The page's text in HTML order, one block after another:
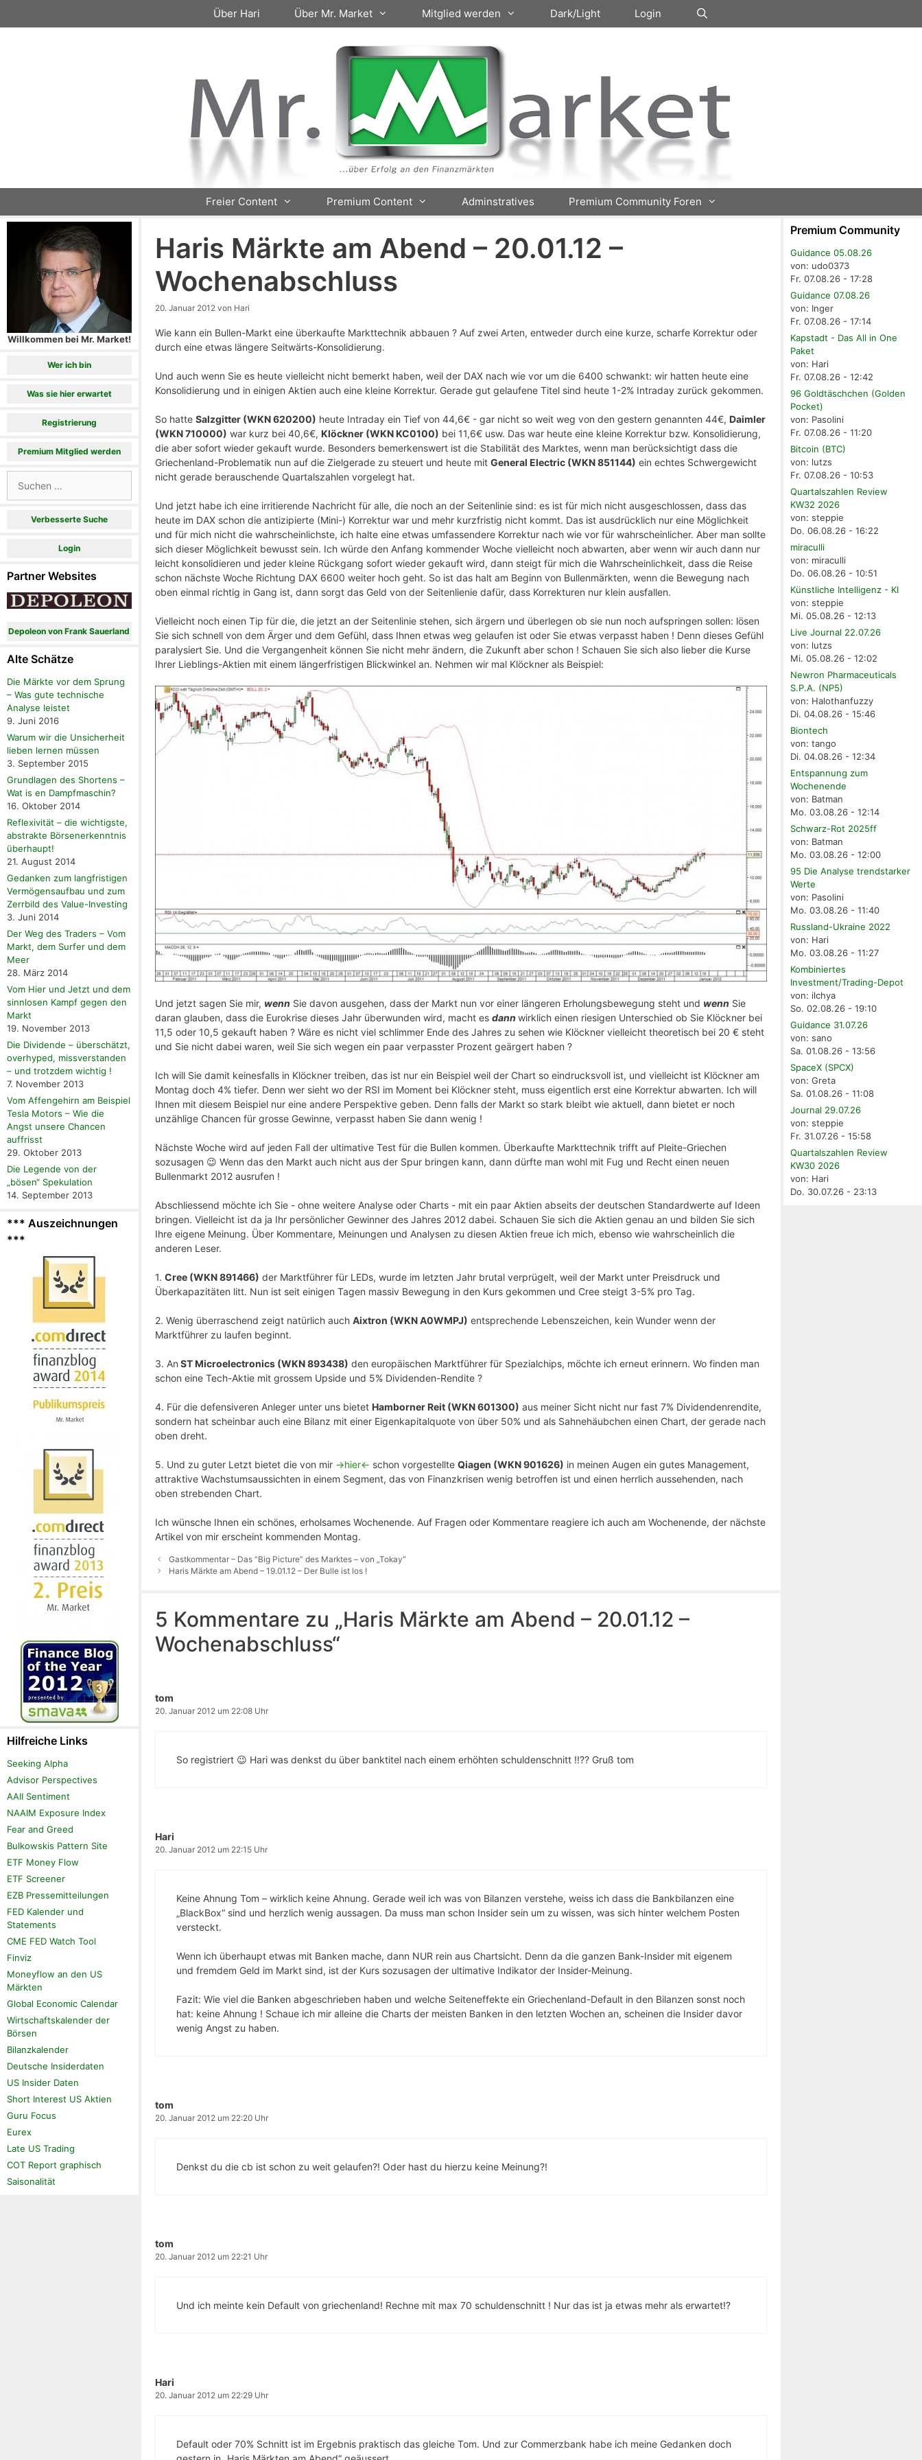
Über Hari Über Mr. Market Mitglied werden Dark/Light Login
Freier Content Premium Content Adminstratives Premium Community Foren
Haris Märkte am Abend – 20.01.12 –
Wochenabschluss
20. Januar 2012 von Hari
Wie kann ein Bullen-Markt eine überkaufte Markttechnik abbauen ? Auf zwei Arten, entweder durch eine kurze, scharfe Korrektur oder
durch eine etwas längere Seitwärts-Konsolidierung.
Und auch wenn Sie es heute vielleicht nicht bemerkt haben, weil der DAX nach wie vor um die 6400 schwankt: wir hatten heute eine
Konsolidierung und in einigen Aktien auch eine kleine Korrektur. Gerade gut gelaufene Titel sind heute 1-2% Intraday zurück gekommen.
So hatte Salzgitter (WKN 620200) heute Intraday ein Tief von 44,6€ - gar nicht so weit weg von den gestern genannten 44€, Daimler
(WKN 710000) war kurz bei 40,6€, Klöckner (WKN KC0100) bei 11,6€ usw. Das war heute eine kleine Korrektur bzw. Konsolidierung,
die aber sofort wieder gekauft wurde. Besonders bemerkenswert ist die Stabilität des Marktes, wenn man berücksichtigt dass die
Griechenland-Problematik nun auf die Zielgerade zu steuert und heute mit General Electric (WKN 851144) ein echtes Schwergewicht
nicht gerade berauschende Quartalszahlen vorgelegt hat.
Und jetzt habe ich eine irritierende Nachricht für alle, die noch an der Seitenlinie sind: es ist für mich nicht ausgeschlossen, dass das
heute im DAX schon die antizipierte (Mini-) Korrektur war und mehr kurzfristig nicht kommt. Das ist ausdrücklich nur eine Möglichkeit
und für mich nicht die wahrscheinlichste, ich halte eine etwas umfassendere Korrektur nach wie vor für wahrscheinlicher. Aber man sollte
sich dieser Möglichkeit bewusst sein. Ich würde den Anfang kommender Woche vielleicht noch abwarten, aber wenn wir auch dann nur
leicht konsolidieren und jeder kleine Rückgang sofort wieder gekauft wird, dann steigt für mich die Wahrscheinlichkeit, dass die Reise
schon nächste Woche Richtung DAX 6600 weiter hoch geht. So ist das halt am Beginn von Bullenmärkten, wenn die Bewegung nach
oben einmal richtig in Gang ist, dann sorgt das Geld von der Seitenlienie dafür, dass Korrekturen nur klein ausfallen.
Vielleicht noch einen Tip für die, die jetzt an der Seitenlinie stehen, sich ärgern und überlegen ob sie nun noch aufspringen sollen: lösen
Sie sich schnell von dem Ärger und dem Gefühl, dass Ihnen etwas weg gelaufen ist oder Sie etwas verpasst haben ! Denn dieses Gefühl
paralysiert Sie. Und die Vergangenheit können Sie nicht mehr ändern, die Zukunft aber schon ! Schauen Sie sich also lieber die Kurse
Ihrer Lieblings-Aktien mit einem längerfristigen Blickwinkel an. Nehmen wir mal Klöckner als Beispiel:
Und jetzt sagen Sie mir, wenn Sie davon ausgehen, dass der Markt nun vor einer längeren Erholungsbewegung steht und wenn Sie
daran glauben, dass die Eurokrise dieses Jahr überwunden wird, macht es dann wirklich einen riesigen Unterschied ob Sie Klöckner bei
11,5 oder 10,5 gekauft haben ? Wäre es nicht viel schlimmer Ende des Jahres zu sehen wie Klöckner vielleicht theoretisch bei 20 € steht
und Sie nicht dabei waren, weil Sie sich wegen ein paar verpasster Prozent geärgert haben ?
Ich will Sie damit keinesfalls in Klöckner treiben, das ist nur ein Beispiel weil der Chart so eindrucksvoll ist, und vielleicht ist Klöckner am
Montag doch 4% tiefer. Denn wer sieht wo der RSI im Moment bei Klöckner steht, muss eigentlich erst eine Korrektur abwarten. Ich will
Ihnen mit diesem Beispiel nur eine andere Perspektive geben. Denn falls der Markt so stark bleibt wie aktuell, dann bietet er noch
unzählige Chancen für grosse Gewinne, verpasst haben Sie dann wenig !
Nächste Woche wird auf jeden Fall der ultimative Test für die Bullen kommen. Überkaufte Markttechnik trifft auf Pleite-Griechen
sozusagen 😉 Wenn das den Markt auch nicht aus der Spur bringen kann, dann dürfte man wohl mit Fug und Recht einen neuen
Bullenmarkt 2012 ausrufen !
Abschliessend möchte ich Sie - ohne weitere Analyse oder Charts - mit ein paar Aktien abseits der deutschen Standardwerte auf Ideen
bringen. Vielleicht ist da ja Ihr persönlicher Gewinner des Jahres 2012 dabei. Schauen Sie sich die Aktien genau an und bilden Sie sich
Ihre eigene Meinung. Über Kommentare, Meinungen und Analysen zu diesen Aktien freue ich mich, ebenso wie wahrscheinlich die
anderen Leser.
1. Cree (WKN 891466) der Marktführer für LEDs, wurde im letzten Jahr brutal verprügelt, weil der Markt unter Preisdruck und
Überkapazitäten litt. Nun ist seit einigen Tagen massiv Bewegung in den Kurs gekommen und Cree steigt 3-5% pro Tag.
2. Wenig überraschend zeigt natürlich auch Aixtron (WKN A0WMPJ) entsprechende Lebenszeichen, kein Wunder wenn der
Marktführer zu laufen beginnt.
3. An ST Microelectronics (WKN 893438) den europäischen Marktführer für Spezialchips, möchte ich erneut erinnern. Wo finden man
schon eine Tech-Aktie mit grossem Upside und 5% Dividenden-Rendite ?
4. Für die defensiveren Anleger unter uns bietet Hamborner Reit (WKN 601300) aus meiner Sicht nicht nur fast 7% Dividendenrendite,
sondern hat scheinbar auch eine Bilanz mit einer Eigenkapitalquote von über 50% und als Sahnehäubchen einen Chart, der gerade nach
oben dreht.
5. Und zu guter Letzt bietet die von mir ->hier<- schon vorgestellte Qiagen (WKN 901626) in meinen Augen ein gutes Management,
attraktive Wachstumsaussichten in einem Segment, das von Finanzkrisen wenig betroffen ist und einen herrlich aussehenden, nach
oben strebenden Chart.
Ich wünsche Ihnen ein schönes, erholsames Wochenende. Auf Fragen oder Kommentare reagiere ich auch am Wochenende, der nächste
Artikel von mir erscheint kommenden Montag.
Gastkommentar – Das “Big Picture” des Marktes – von „Tokay“
Haris Märkte am Abend – 19.01.12 – Der Bulle ist los !
5 Kommentare zu „Haris Märkte am Abend – 20.01.12 –
Wochenabschluss“
tom
20. Januar 2012 um 22:08 Uhr
So registriert 😉 Hari was denkst du über banktitel nach einem erhöhten schuldenschnitt !!?? Gruß tom
Hari
20. Januar 2012 um 22:15 Uhr
Keine Ahnung Tom – wirklich keine Ahnung. Gerade weil ich was von Bilanzen verstehe, weiss ich dass die Bankbilanzen eine
„BlackBox“ sind und herzlich wenig aussagen. Da muss man schon Insider sein um zu wissen, was sich hinter welchem Posten
versteckt.
Wenn ich überhaupt etwas mit Banken mache, dann NUR rein aus Chartsicht. Denn da die ganzen Bank-Insider mit eigenem
und fremdem Geld im Markt sind, ist der Kurs sozusagen der ultimative Indikator der Insider-Meinung.
Fazit: Wie viel die Banken abgeschrieben haben und welche Seiteneffekte ein Griechenland-Default in den Bilanzen sonst noch
hat: keine Ahnung ! Schaue ich mir alleine die Charts der meisten Banken in den letzten Wochen an, scheinen die Insider davor
wenig Angst zu haben.
tom
20. Januar 2012 um 22:20 Uhr
Denkst du die cb ist schon zu weit gelaufen?! Oder hast du hierzu keine Meinung?!
tom
20. Januar 2012 um 22:21 Uhr
Und ich meinte kein Default von griechenland! Rechne mit max 70 schuldenschnitt ! Nur das ist ja etwas mehr als erwartet!?
Hari
20. Januar 2012 um 22:29 Uhr
Default oder 70% Schnitt ist im Ergebnis praktisch das gleiche Tom. Und zur Commerzbank habe ich meine Gedanken doch
Willkommen bei Mr. Market!
Wer ich bin
Was sie hier erwartet
Registrierung
Premium Mitglied werden
nach:
Verbesserte Suche
Login
Partner Websites
Depoleon von Frank Sauerland
Alte Schätze
Die Märkte vor dem Sprung
– Was gute technische
Analyse leistet
9. Juni 2016
Warum wir die Unsicherheit
lieben lernen müssen
3. September 2015
Grundlagen des Shortens –
Wat is en Dampfmaschin?
16. Oktober 2014
Reflexivität – die wichtigste,
abstrakte Börsenerkenntnis
überhaupt!
21. August 2014
Gedanken zum langfristigen
Vermögensaufbau und zum
Zerrbild des Value-Investing
3. Juni 2014
Der Weg des Traders – Vom
Markt, dem Surfer und dem
Meer
28. März 2014
Vom Hier und Jetzt und dem
sinnlosen Kampf gegen den
Markt
19. November 2013
Die Dividende – überschätzt,
overhyped, missverstanden
– und trotzdem wichtig !
7. November 2013
Vom Affengehirn am Beispiel
Tesla Motors – Wie die
Angst unsere Chancen
auffrisst
29. Oktober 2013
Die Legende von der
„bösen“ Spekulation
14. September 2013
*** Auszeichnungen
***
Hilfreiche Links
Seeking Alpha
Advisor Perspectives
AAII Sentiment
NAAIM Exposure Index
Fear and Greed
Bulkowskis Pattern Site
ETF Money Flow
ETF Screener
EZB Pressemitteilungen
FED Kalender und
Statements
CME FED Watch Tool
Finviz
Moneyflow an den US
Märkten
Global Economic Calendar
Wirtschaftskalender der
Börsen
Bilanzkalender
Deutsche Insiderdaten
US Insider Daten
Short Interest US Aktien
Guru Focus
Eurex
Late US Trading
COT Report graphisch
Saisonalität
Premium Community
Guidance 05.08.26
von: udo0373
Fr. 07.08.26 - 17:28
Guidance 07.08.26
von: Inger
Fr. 07.08.26 - 17:14
Kapstadt - Das All in One
Paket
von: Hari
Fr. 07.08.26 - 12:42
96 Goldtäschchen (Golden
Pocket)
von: Pasolini
Fr. 07.08.26 - 11:20
Bitcoin (BTC)
von: lutzs
Fr. 07.08.26 - 10:53
Quartalszahlen Review
KW32 2026
von: steppie
Do. 06.08.26 - 16:22
miraculli
von: miraculli
Do. 06.08.26 - 10:51
Künstliche Intelligenz - KI
von: steppie
Mi. 05.08.26 - 12:13
Live Journal 22.07.26
von: lutzs
Mi. 05.08.26 - 12:02
Newron Pharmaceuticals
S.P.A. (NP5)
von: Halothanfuzzy
Di. 04.08.26 - 15:46
Biontech
von: tango
Di. 04.08.26 - 12:34
Entspannung zum
Wochenende
von: Batman
Mo. 03.08.26 - 12:14
Schwarz-Rot 2025ff
von: Batman
Mo. 03.08.26 - 12:00
95 Die Analyse trendstarker
Werte
von: Pasolini
Mo. 03.08.26 - 11:40
Russland-Ukraine 2022
von: Hari
Mo. 03.08.26 - 11:27
Kombiniertes
Investment/Trading-Depot
von: ilchya
So. 02.08.26 - 19:10
Guidance 31.07.26
von: sano
Sa. 01.08.26 - 13:56
SpaceX (SPCX)
von: Greta
Sa. 01.08.26 - 11:08
Journal 29.07.26
von: steppie
Fr. 31.07.26 - 15:58
Quartalszahlen Review
KW30 2026
von: Hari
Do. 30.07.26 - 23:13